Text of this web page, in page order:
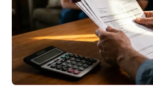
Leggi articolo